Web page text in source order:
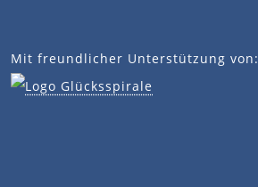
Mit freundlicher Unterstützung von: